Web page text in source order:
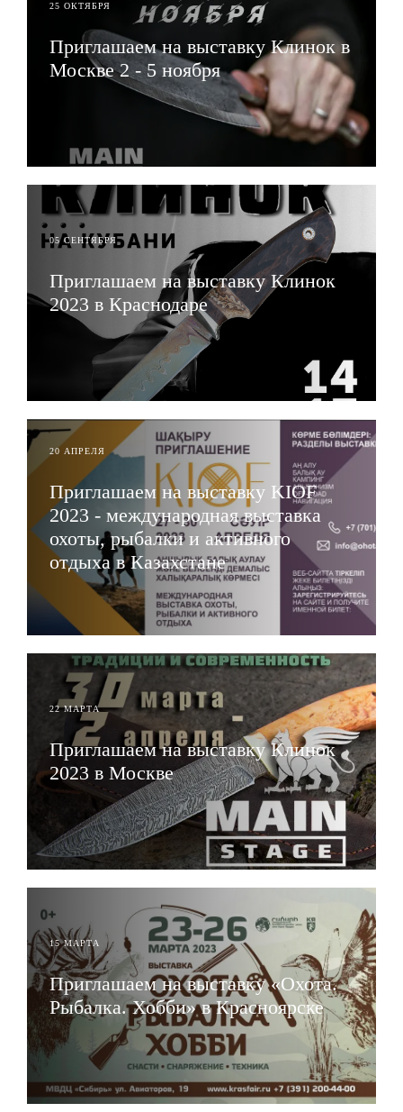
25 ОКТЯБРЯ
Приглашаем на выставку Клинок в
Москве 2 - 5 ноября
05 СЕНТЯБРЯ
Приглашаем на выставку Клинок
2023 в Краснодаре
ЧИТАТЬ
20 АПРЕЛЯ
Приглашаем на выставку KIOF
2023 - международная выставка
охоты, рыбалки и активного
отдыха в Казахстане
ЧИТАТЬ
22 МАРТА
Приглашаем на выставку Клинок
2023 в Москве
ЧИТАТЬ
15 МАРТА
Приглашаем на выставку «Охота.
Рыбалка. Хобби» в Красноярске
ЧИТАТЬ